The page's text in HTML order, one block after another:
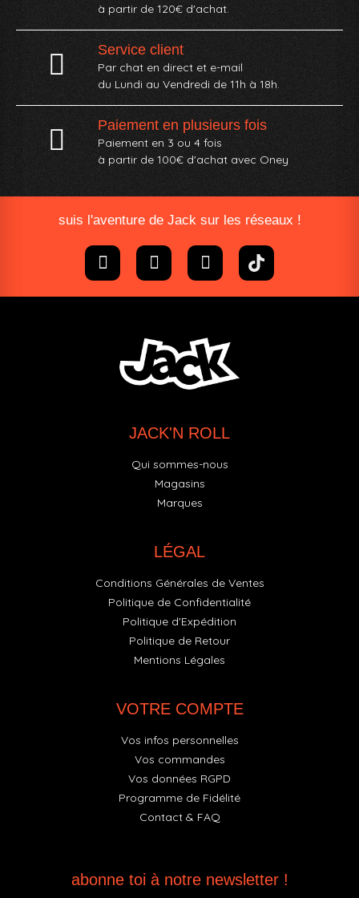
à partir de 120€ d'achat.
Service client
Par chat en direct et e-mail
du Lundi au Vendredi de 11h à 18h.
Paiement en plusieurs fois
Paiement en 3 ou 4 fois
à partir de 100€ d'achat avec Oney​
suis l'aventure de Jack sur les réseaux !
JACK'N ROLL
Qui sommes-nous
Magasins
Marques
LÉGAL
Conditions Générales de Ventes
Politique de Confidentialité
Politique d'Expédition
Politique de Retour
Mentions Légales
VOTRE COMPTE
Vos infos personnelles
Vos commandes
Vos données RGPD
Programme de Fidélité
Contact & FAQ
abonne toi à notre newsletter !